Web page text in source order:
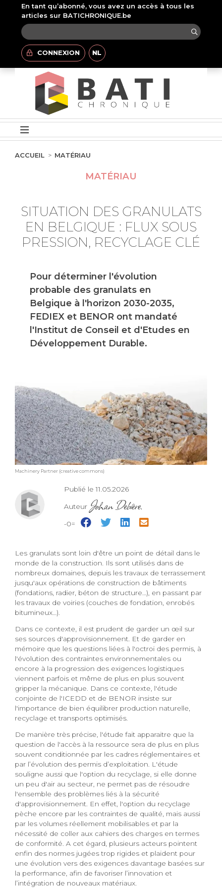
En tant qu’abonné, vous avez un accès à tous les
articles sur BATICHRONIQUE.be
CONNEXION NL
ACCUEIL MATÉRIAU
MATÉRIAU
SITUATION DES GRANULATS
EN BELGIQUE : FLUX SOUS
PRESSION, RECYCLAGE CLÉ
Pour déterminer l'évolution
probable des granulats en
Belgique à l'horizon 2030-2035,
FEDIEX et BENOR ont mandaté
l'Institut de Conseil et d'Etudes en
Développement Durable.
Machinery Partner (creative commons)
Publié le 11.05.2026
Auteur Johan Debière,
-0=
Les granulats sont loin d'être un point de détail dans le
monde de la construction. Ils sont utilisés dans de
nombreux domaines, depuis les travaux de terrassement
jusqu'aux opérations de construction de bâtiments
(fondations, radier, béton de structure…), en passant par
les travaux de voiries (couches de fondation, enrobés
bitumineux…).
Dans ce contexte, il est prudent de garder un œil sur
ses sources d'approvisionnement. Et de garder en
mémoire que les questions liées à l'octroi des permis, à
l'évolution des contraintes environnementales ou
encore à la progression des exigences logistiques
viennent parfois et même de plus en plus souvent
gripper la mécanique. Dans ce contexte, l'étude
conjointe de l'ICEDD et de BENOR insiste sur
l'importance de bien équilibrer production naturelle,
recyclage et transports optimisés.
De manière très précise, l'étude fait apparaitre que la
question de l'accès à la ressource sera de plus en plus
souvent conditionnée par les cadres réglementaires et
par l’évolution des permis d’exploitation. L'étude
souligne aussi que l'option du recyclage, si elle donne
un peu d'air au secteur, ne permet pas de résoudre
l'ensemble des problèmes liés à la sécurité
d'approvisionnement. En effet, l'option du recyclage
pèche encore par les contraintes de qualité, mais aussi
par les volumes réellement mobilisables et par la
nécessité de coller aux cahiers des charges en termes
de conformité. A cet égard, plusieurs acteurs pointent
enfin des normes jugées trop rigides et plaident pour
une évolution vers des exigences davantage basées sur
la performance, afin de favoriser l’innovation et
l’intégration de nouveaux matériaux.